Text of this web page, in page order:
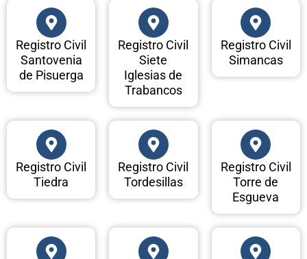
Registro Civil
Santovenia
de Pisuerga
Registro Civil
Siete
Iglesias de
Trabancos
Registro Civil
Simancas
Registro Civil
Tiedra
Registro Civil
Tordesillas
Registro Civil
Torre de
Esgueva